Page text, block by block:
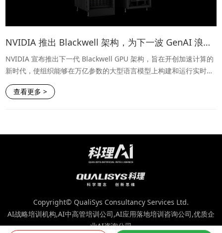
NVIDIA 推出 Blackwell 架构，为下一波 GenAI 浪潮提供动力
NVIDIA 宣布推出下一代 Blackwell GPU 架构，旨在开创加速计算的
新时代，使组织能够在万亿参数的大型语言模型上构建和运行实时生
成式 AI。
查看更多 >
Copyright© QualiSys Consultancy Services Ltd.
AI战略培训机构,AI中高管培训公司,AI应用落地培训咨询公司,优质企
业AI咨询公司